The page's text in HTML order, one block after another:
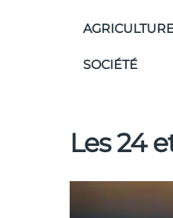
SOCIÉTÉ
Les 24